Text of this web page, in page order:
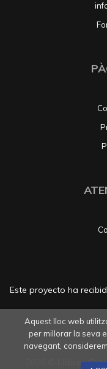
Este proyecto ha
Llibres
Aquest lloc web
per millorar la seva
navegant,